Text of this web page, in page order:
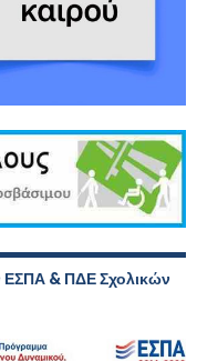
& ΠΔΕ Σχολικών